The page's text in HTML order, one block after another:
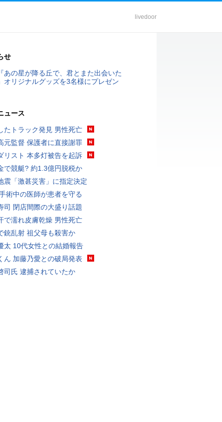
livedoor
せ
あの星が降る丘で、君とまた出会いた
オリジナルグッズを3名様にプレゼン
ュース
たトラック発見 男性死亡
元監督 保護者に直接謝罪
リスト 本多灯被告を起訴
で競艇? 約1.3億円脱税か
震「激甚災害」に指定決定
術中の医師が患者を守る
司 閉店間際の大盛り話題
で濡れ皮膚乾燥 男性死亡
銃乱射 祖父母も殺害か
太 10代女性との結婚報告
ん 加藤乃愛との破局発表
司氏 逮捕されていたか